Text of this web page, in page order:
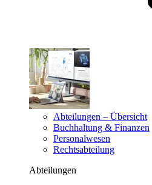
Abteilungen – Übersicht
Buchhaltung & Finanzen
Personalwesen
Rechtsabteilung
Abteilungen